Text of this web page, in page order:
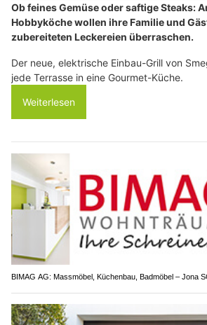
Ob feines Gemüse oder saftige Steaks:
Hobbyköche wollen ihre Familie und
zubereiteten Leckereien überraschen.
Der neue, elektrische Einbau-Grill von
jede Terrasse in eine Gourmet-Küche.
Weiterlesen
BIMAG AG: Massmöbel, Küchenbau, Badmöbel – Jona